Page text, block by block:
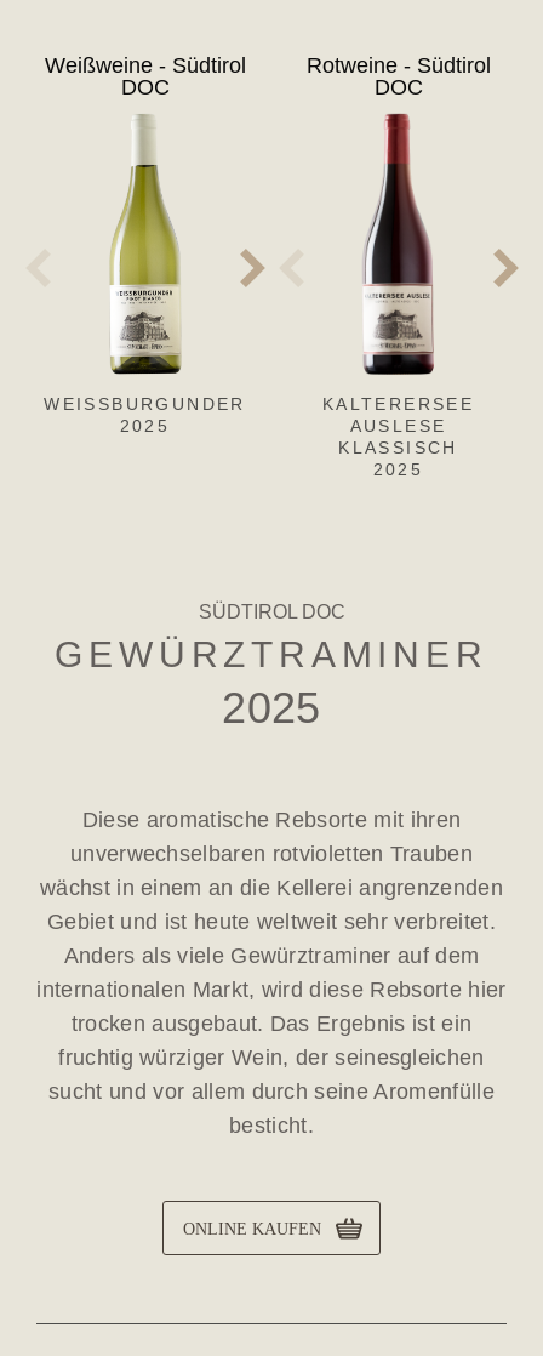
Weißweine - Südtirol
DOC
WEISSBURGUNDER
2025
PINOT GRIGIO
2025
Rotweine - Südtirol
DOC
KALTERERSEE
AUSLESE
KLASSISCH
2025
SÜDTIROL DOC
GEWÜRZTRAMINER
2025
Diese aromatische Rebsorte mit ihren
unverwechselbaren rotvioletten Trauben
wächst in einem an die Kellerei angrenzenden
Gebiet und ist heute weltweit sehr verbreitet.
Anders als viele Gewürztraminer auf dem
internationalen Markt, wird diese Rebsorte hier
trocken ausgebaut. Das Ergebnis ist ein
fruchtig würziger Wein, der seinesgleichen
sucht und vor allem durch seine Aromenfülle
besticht.
ONLINE KAUFEN